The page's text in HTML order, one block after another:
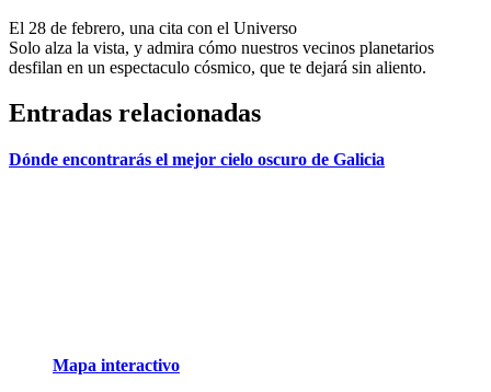
El 28 de febrero, una cita con el Universo
Solo alza la vista, y admira cómo nuestros vecinos planetarios
desfilan en un espectaculo cósmico, que te dejará sin aliento.
Entradas relacionadas
Dónde encontrarás el mejor cielo oscuro de Galicia
Mapa interactivo